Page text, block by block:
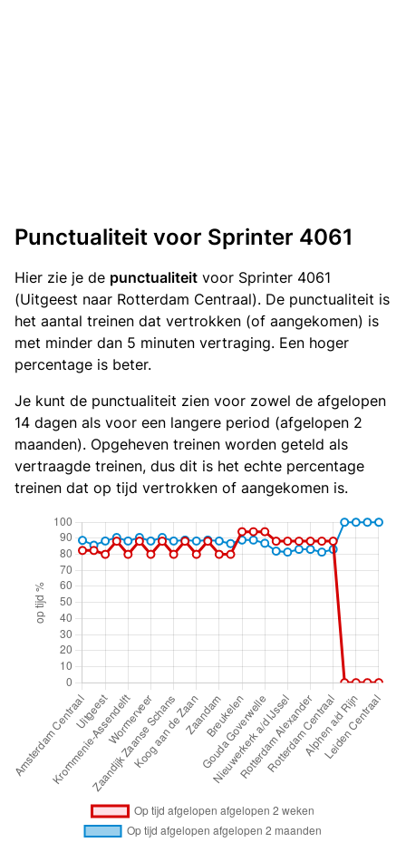
Punctualiteit voor Sprinter 4061
Hier zie je de punctualiteit voor Sprinter 4061
(Uitgeest naar Rotterdam Centraal). De punctualiteit is
het aantal treinen dat vertrokken (of aangekomen) is
met minder dan 5 minuten vertraging. Een hoger
percentage is beter.
Je kunt de punctualiteit zien voor zowel de afgelopen
14 dagen als voor een langere period (afgelopen 2
maanden). Opgeheven treinen worden geteld als
vertraagde treinen, dus dit is het echte percentage
treinen dat op tijd vertrokken of aangekomen is.